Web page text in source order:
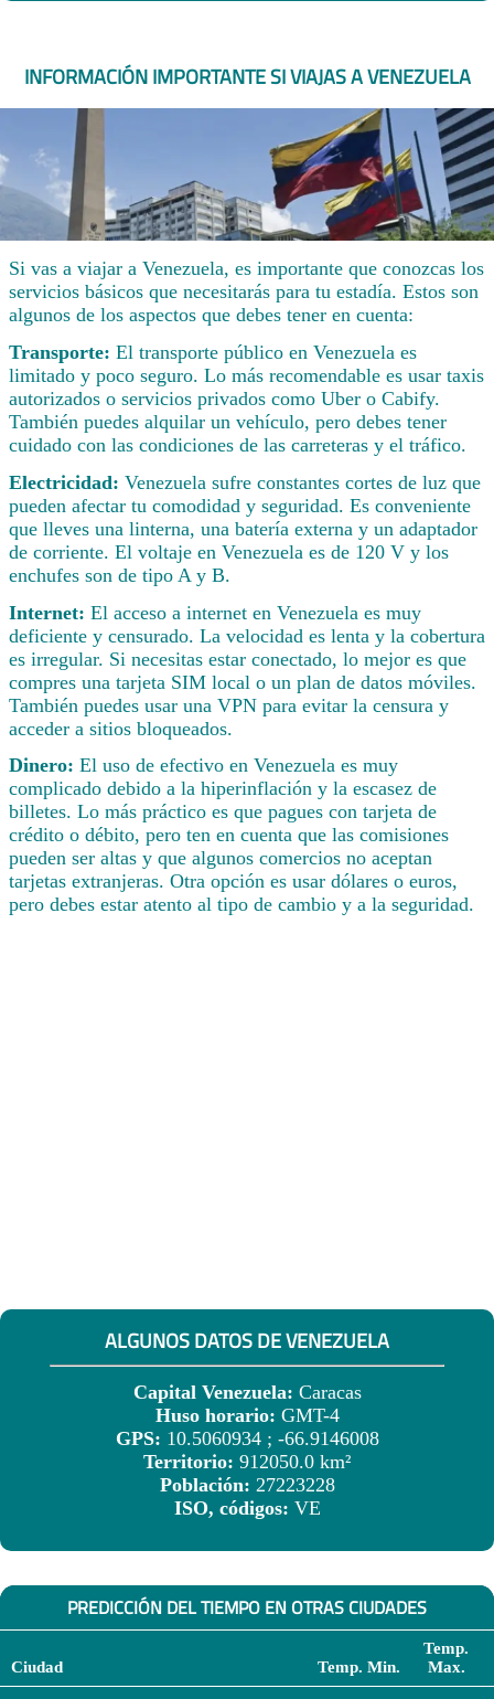
INFORMACIÓN IMPORTANTE SI VIAJAS A VENEZUELA
Si vas a viajar a Venezuela, es importante que conozcas los
servicios básicos que necesitarás para tu estadía. Estos son
algunos de los aspectos que debes tener en cuenta:
Transporte: El transporte público en Venezuela es
limitado y poco seguro. Lo más recomendable es usar taxis
autorizados o servicios privados como Uber o Cabify.
También puedes alquilar un vehículo, pero debes tener
cuidado con las condiciones de las carreteras y el tráfico.
Electricidad: Venezuela sufre constantes cortes de luz que
pueden afectar tu comodidad y seguridad. Es conveniente
que lleves una linterna, una batería externa y un adaptador
de corriente. El voltaje en Venezuela es de 120 V y los
enchufes son de tipo A y B.
Internet: El acceso a internet en Venezuela es muy
deficiente y censurado. La velocidad es lenta y la cobertura
es irregular. Si necesitas estar conectado, lo mejor es que
compres una tarjeta SIM local o un plan de datos móviles.
También puedes usar una VPN para evitar la censura y
acceder a sitios bloqueados.
Dinero: El uso de efectivo en Venezuela es muy
complicado debido a la hiperinflación y la escasez de
billetes. Lo más práctico es que pagues con tarjeta de
crédito o débito, pero ten en cuenta que las comisiones
pueden ser altas y que algunos comercios no aceptan
tarjetas extranjeras. Otra opción es usar dólares o euros,
pero debes estar atento al tipo de cambio y a la seguridad.
ALGUNOS DATOS DE VENEZUELA
Capital Venezuela: Caracas
Huso horario: GMT-4
GPS: 10.5060934 ; -66.9146008
Territorio: 912050.0 km²
Población: 27223228
ISO, códigos: VE
PREDICCIÓN DEL TIEMPO EN OTRAS CIUDADES
Ciudad Temp. Min.
Temp.
Max.